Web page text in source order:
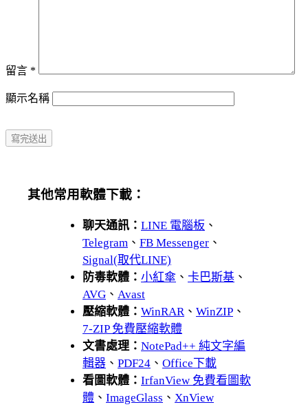
留言 *
顯示名稱
其他常用軟體下載：
聊天通訊： LINE 電腦板 、
Telegram 、 FB Messenger 、
Signal(取代LINE)
防毒軟體： 小紅傘 、 卡巴斯基 、
AVG 、 Avast
壓縮軟體： WinRAR 、 WinZIP 、
7-ZIP 免費壓縮軟體
文書處理： NotePad++ 純文字編
輯器 、 PDF24 、 Office下載
看圖軟體： IrfanView 免費看圖軟
體 、 ImageGlass 、 XnView